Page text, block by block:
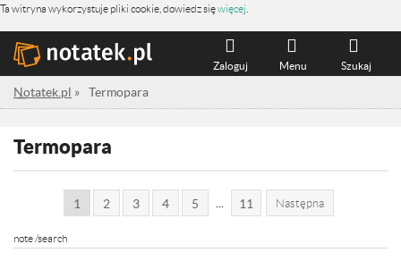
Ta witryna wykorzystuje pliki cookie, dowiedz sięwięcej
Szukaj
Menu
Zaloguj
Notatek.pl » Termopara
Termopara
1 2 3 4 5 11 Następna
note /search